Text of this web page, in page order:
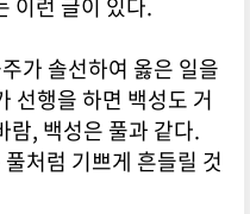
이런 글이 있다.
가 솔선하여 옳은 일을
선행을 하면 백성도 거
람, 백성은 풀과 같다.
처럼 기쁘게 흔들릴 것